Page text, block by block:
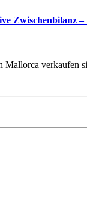
Zwischenbilanz
Mallorca verkaufen